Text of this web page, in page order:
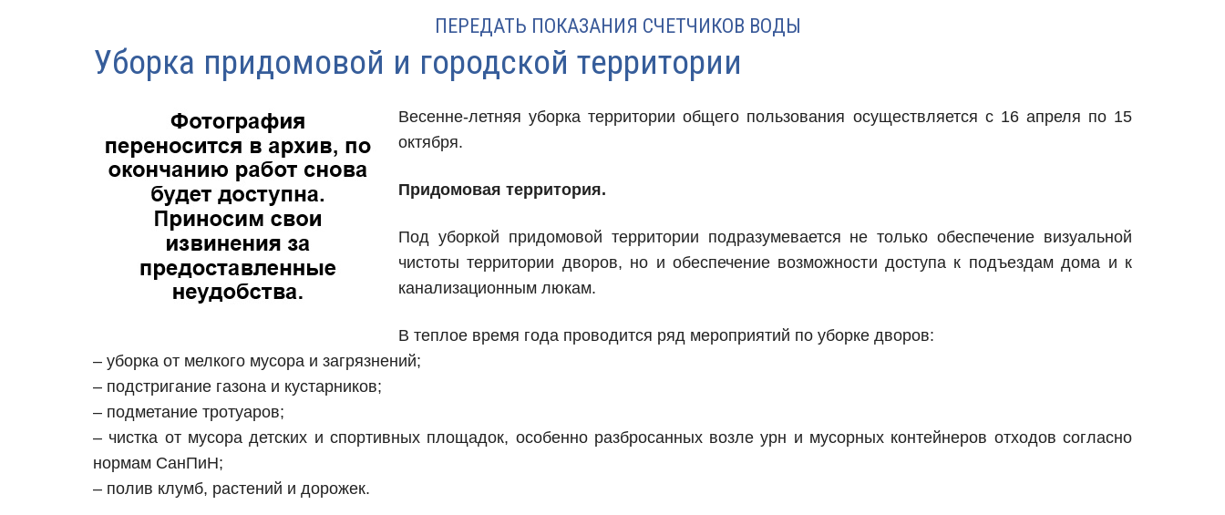
ПЕРЕДАТЬ ПОКАЗАНИЯ СЧЕТЧИКОВ ВОДЫ
Уборка придомовой и городской территории
Весенне-летняя уборка территории общего пользования осуществляется с 16 апреля по 15
октября.
Придомовая территория.
Под уборкой придомовой территории подразумевается не только обеспечение визуальной
чистоты территории дворов, но и обеспечение возможности доступа к подъездам дома и к
канализационным люкам.
В теплое время года проводится ряд мероприятий по уборке дворов:
– уборка от мелкого мусора и загрязнений;
– подстригание газона и кустарников;
– подметание тротуаров;
– чистка от мусора детских и спортивных площадок, особенно разбросанных возле урн и мусорных контейнеров отходов согласно
нормам СанПиН;
– полив клумб, растений и дорожек.